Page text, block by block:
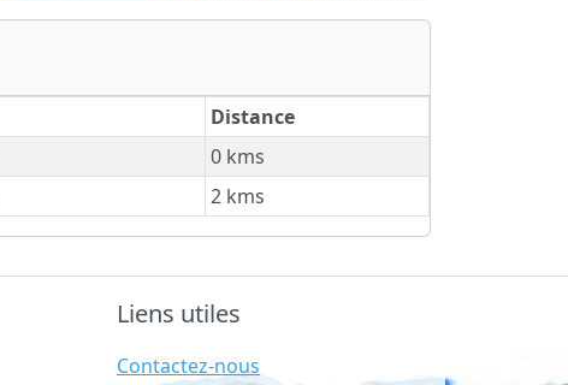
Distance
0 kms
2 kms
Liens utiles
Contactez-nous